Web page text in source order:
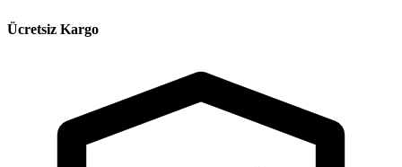
Ücretsiz Kargo